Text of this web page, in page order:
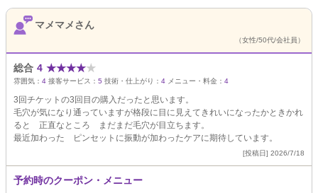
マメマメさん
（女性/50代/会社員）
総合 4 ★★★★★
雰囲気： 4 接客サービス： 5 技術・仕上がり： 4 メニュー・料金： 4
3回チケットの3回目の購入だったと思います。
毛穴が気になり通っていますが格段に目に見えてきれいになったかときかれ
ると 正直なところ まだまだ毛穴が目立ちます。
最近加わった ピンセットに振動が加わったケアに期待しています。
[投稿日] 2026/7/18
予約時のクーポン・メニュー